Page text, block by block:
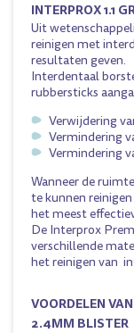
INTERPROX 1.1
Uit
reinigen met
resultaten geven.
Interdentaal
rubbersticks
Verwijdering
Vermindering
Vermindering
Wanneer de
te kunnen
het meest
De Interprox
verschillende
het reinigen van
VOORDELEN
2.4MM BLISTER